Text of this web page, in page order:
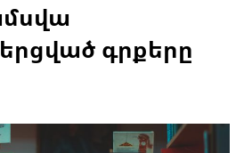
գրքերը